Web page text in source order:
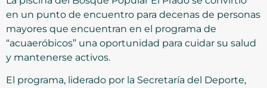
en un punto de encuentro para decenas de personas
mayores que encuentran en el programa de
“acuaeróbicos” una oportunidad para cuidar su salud
y mantenerse activos.
El programa, liderado por la Secretaría del Deporte,